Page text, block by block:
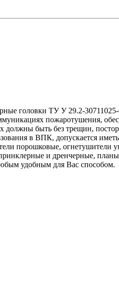
головки ТУ У 29.2-
пожаротушения,
быть без трещин,
в ВПК, допускается
порошковые,
и дренчерные,
удобным для Вас способом.